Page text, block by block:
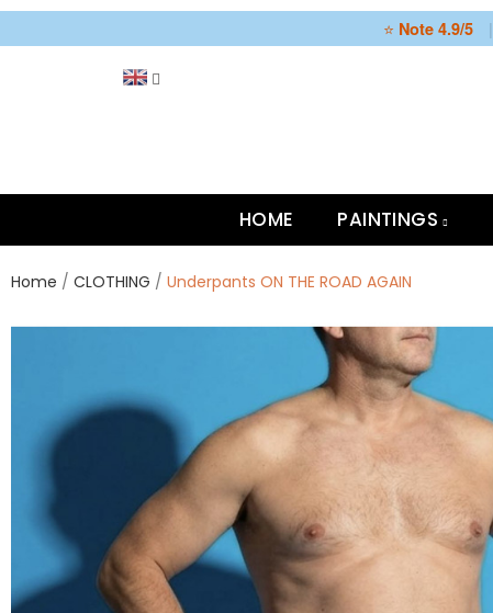
⭐ Note 4.9/5 |
HOME PAINTINGS
Home CLOTHING Underpants ON THE ROAD AGAIN